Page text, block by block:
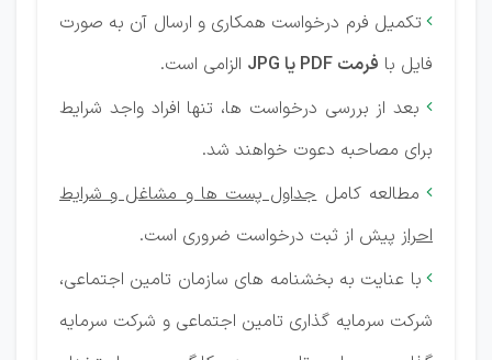
 تکمیل فرم درخواست همکاری و ارسال آن به صورت
فایل با فرمت PDF یا JPG الزامی است.
 بعد از بررسی درخواست ها، تنها افراد واجد شرایط
برای مصاحبه دعوت خواهند شد.
 مطالعه کاملجداول پست ها و مشاغل و شرایط
احراز پیش از ثبت درخواست ضروری است.
 با عنایت به بخشنامه های سازمان تامین اجتماعی،
شرکت سرمایه گذاری تامین اجتماعی و شرکت سرمایه